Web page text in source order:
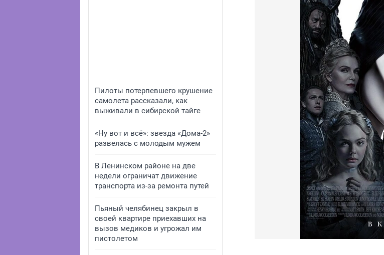
Пилоты потерпевшего крушение
самолета рассказали, как
выживали в сибирской тайге
«Ну вот и всё»: звезда «Дома-2»
развелась с молодым мужем
В Ленинском районе на две
недели ограничат движение
транспорта из-за ремонта путей
Пьяный челябинец закрыл в
своей квартире приехавших на
вызов медиков и угрожал им
пистолетом